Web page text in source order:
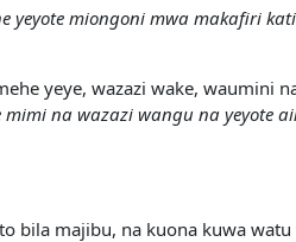
yeyote miongoni mwa makafiri
yeye, wazazi wake, waumini
mimi na wazazi wangu na
bila majibu, na kuona kuwa